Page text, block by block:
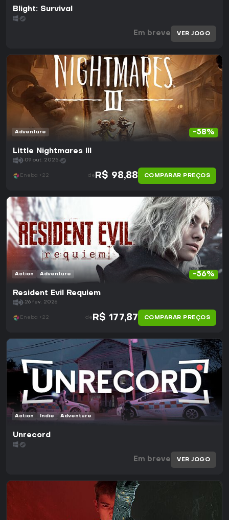
Blight: Survival
Em breve VER JOGO
-58%
Adventure
Little Nightmares III
09 out. 2025
Eneba +22 de R$ 98,88 COMPARAR PREÇOS
-56%
Action Adventure
Resident Evil Requiem
26 fev. 2026
Eneba +22 de R$ 177,87 COMPARAR PREÇOS
Action Indie Adventure
Unrecord
Em breve VER JOGO